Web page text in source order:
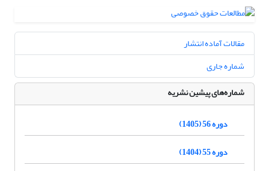
مقالات آماده انتشار
شماره جاری
شماره‌های پیشین نشریه
دوره 56 (1405)
دوره 55 (1404)